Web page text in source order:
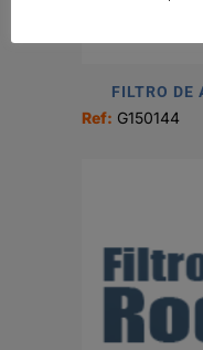
FILTRO DE
Ref: G150144